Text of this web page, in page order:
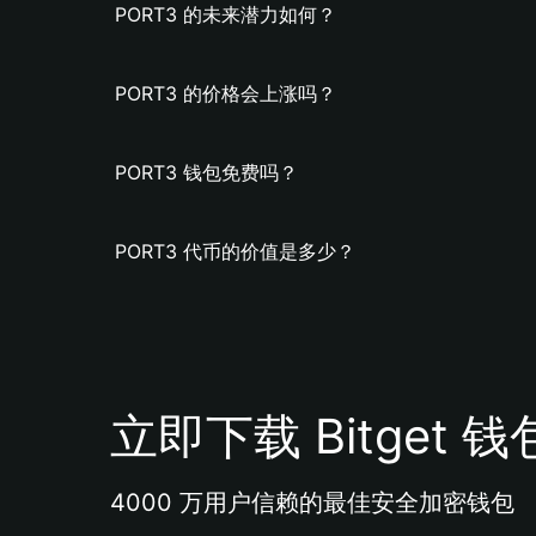
PORT3 的未来潜力如何？
PORT3 的价格会上涨吗？
PORT3 钱包免费吗？
PORT3 代币的价值是多少？
立即下载 Bitget 钱
4000 万用户信赖的最佳安全加密钱包